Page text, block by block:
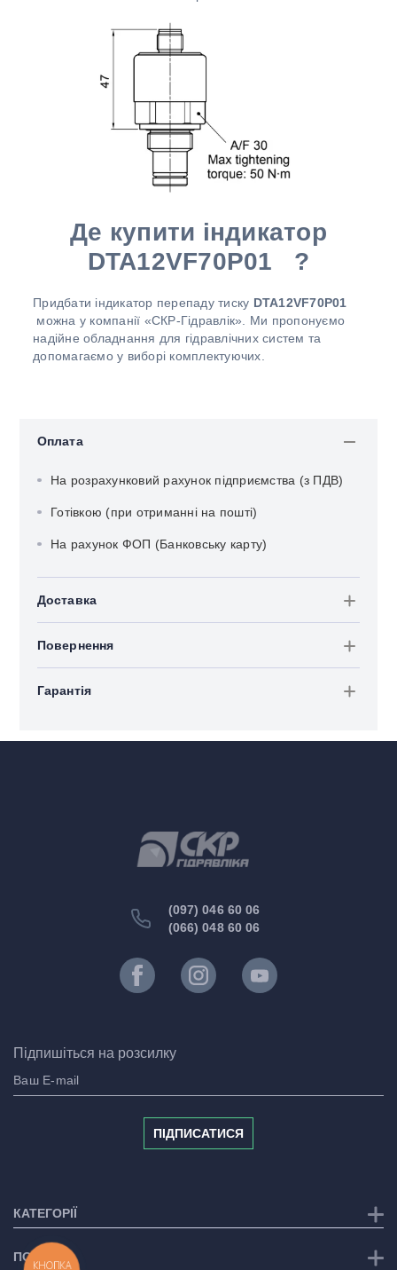
Де купити індикатор
DTA12VF70P01 ?
Придбати індикатор перепаду тиску DTA12VF70P01
можна у компанії «СКР-Гідравлік». Ми пропонуємо
надійне обладнання для гідравлічних систем та
допомагаємо у виборі комплектуючих.
Оплата
На розрахунковий рахунок підприємства (з ПДВ)
Готівкою (при отриманні на пошті)
На рахунок ФОП (Банковську карту)
Доставка
Повернення
Гарантія
(097) 046 60 06
(066) 048 60 06
Підпишіться на розсилку
ПІДПИСАТИСЯ
КАТЕГОРІЇ
ПОСЛУГИ
КНОПКА